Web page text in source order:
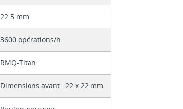
22.5 mm
3600 opérations/h
RMQ-Titan
Dimensions avant : 22 x 22 mm